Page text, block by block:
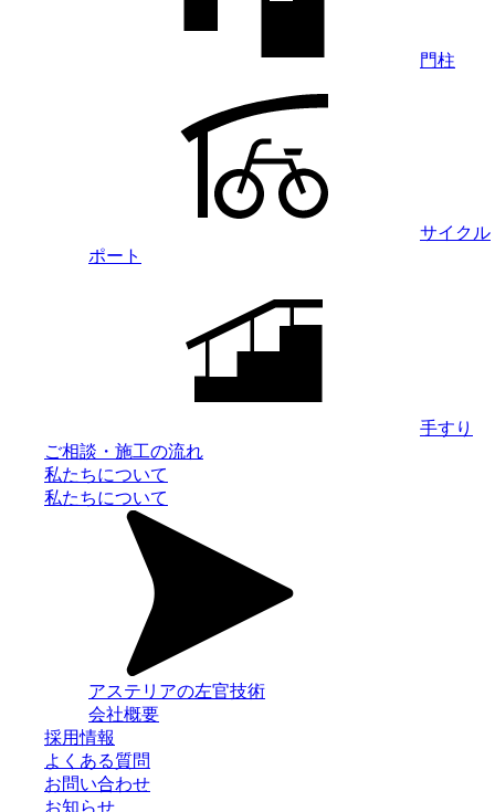
門柱
サイクル
ポート
手すり
ご相談・施工の流れ
私たちについて
私たちについて
アステリアの左官技術
会社概要
採用情報
よくある質問
お問い合わせ
お知らせ